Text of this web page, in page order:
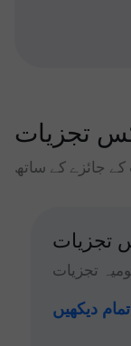
تجزیات
تجزیات
تجزیات
تمام دیکھیں